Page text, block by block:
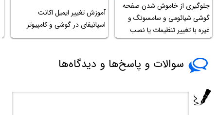
جلوگیری از خاموش شدن صفحه
گوشی شیائومی و سامسونگ و
غیره با تغییر تنظیمات یا نصب
برنامه
آموزش تغییر ایمیل اکانت
اسپاتیفای در گوشی و کامپیوتر
سوالات و پاسخ‌ها و دیدگاه‌ها